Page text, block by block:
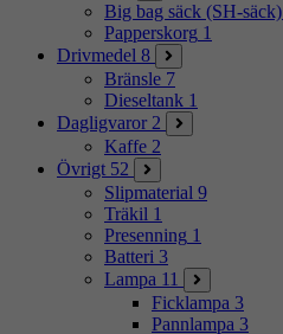
Big bag säck (SH-säck)
Papperskorg 1
Drivmedel 8
Bränsle 7
Dieseltank 1
Dagligvaror 2
Kaffe 2
Övrigt 52
Slipmaterial 9
Träkil 1
Presenning 1
Batteri 3
Lampa 11
Ficklampa 3
Pannlampa 3